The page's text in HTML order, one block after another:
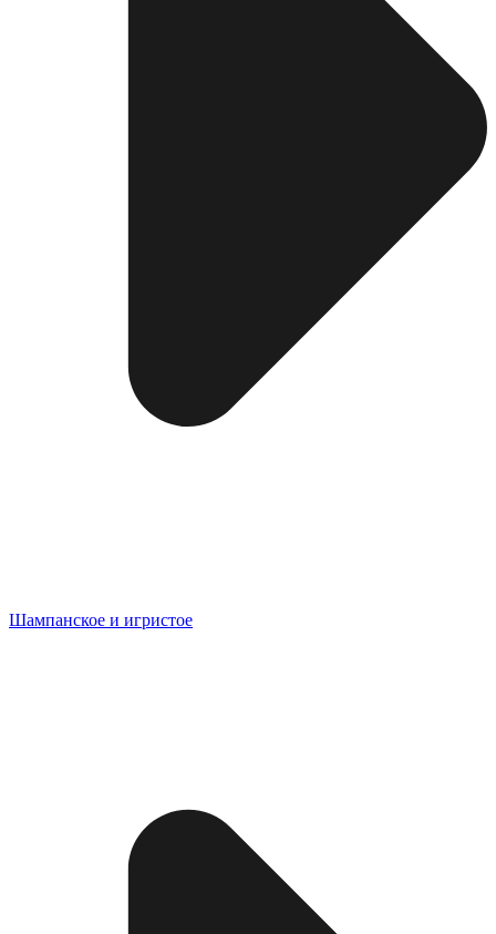
Шампанское и игристое